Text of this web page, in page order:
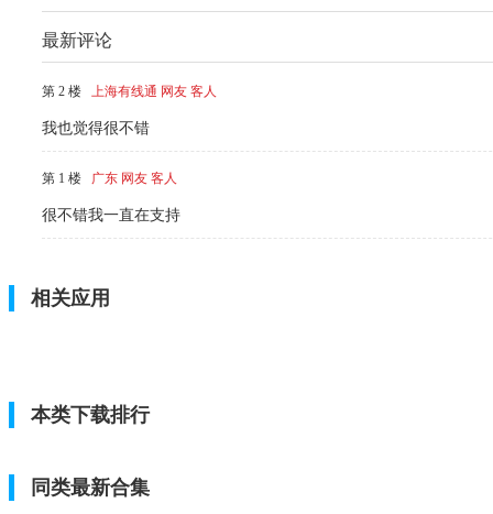
最新评论
第 2 楼 上海有线通 网友 客人
我也觉得很不错
第 1 楼 广东 网友 客人
很不错我一直在支持
相关应用
本类下载排行
同类最新合集